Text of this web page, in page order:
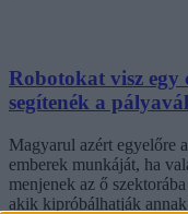
Robotokat visz egy
segítenék a
Magyarul azért egyelőre
emberek munkáját, ha
menjenek az ő
akik kipróbálhatják